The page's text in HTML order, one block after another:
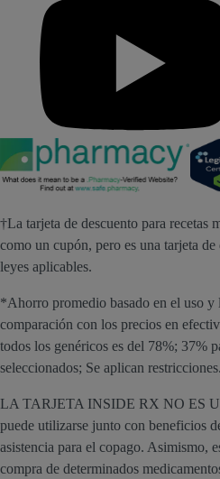
†La tarjeta de descuento para recetas
como un cupón, pero es una tarjeta
leyes aplicables.
*Ahorro promedio basado en el uso y
comparación con los precios en
todos los genéricos es del 78%; 37%
seleccionados; Se aplican restricciones.
LA TARJETA INSIDE RX NO ES
puede utilizarse junto con beneficios
asistencia para el copago. Asimismo,
compra de determinados